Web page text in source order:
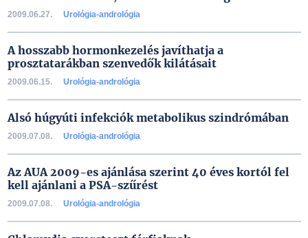
2009.06.27. Urológia-andrológia
A hosszabb hormonkezelés javíthatja a
prosztatarákban szenvedők kilátásait
2009.06.15. Urológia-andrológia
Alsó húgyúti infekciók metabolikus szindrómában
2009.07.08. Urológia-andrológia
Az AUA 2009-es ajánlása szerint 40 éves kortól fel
kell ajánlani a PSA-szűrést
2009.07.08. Urológia-andrológia